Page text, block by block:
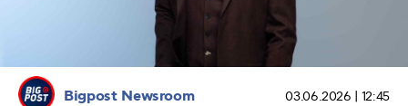
Bigpost Newsroom 03.06.2026 | 12:45